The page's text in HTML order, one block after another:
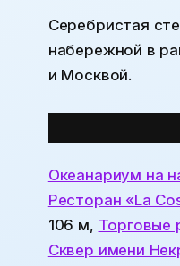
Серебристая
набережной в
и Москвой.
Океанариум на
Ресторан «La
106 м, Торговые
Сквер имени